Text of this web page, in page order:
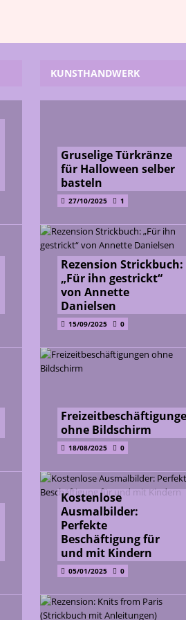
KUNSTHANDWERK
Gruselige Türkränze
für Halloween selber
basteln
27/10/2025 1
Rezension Strickbuch:
„Für ihn gestrickt“
von Annette
Danielsen
15/09/2025 0
ohne Bildschirm
18/08/2025 0
Kostenlose
Ausmalbilder:
Perfekte
Beschäftigung für
und mit Kindern
05/01/2025 0